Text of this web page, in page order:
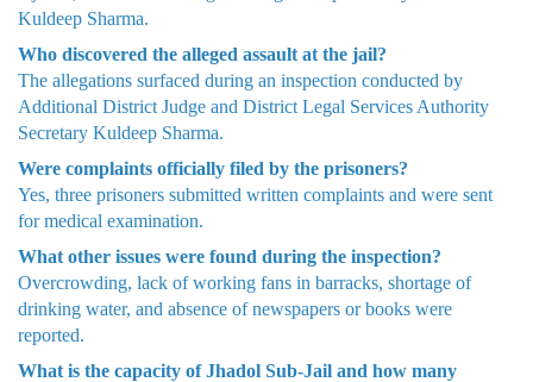
Kuldeep Sharma.
Who discovered the alleged assault at the jail?
The allegations surfaced during an inspection conducted by
Additional District Judge and District Legal Services Authority
Secretary Kuldeep Sharma.
Were complaints officially filed by the prisoners?
Yes, three prisoners submitted written complaints and were sent
for medical examination.
What other issues were found during the inspection?
Overcrowding, lack of working fans in barracks, shortage of
drinking water, and absence of newspapers or books were
reported.
What is the capacity of Jhadol Sub-Jail and how many